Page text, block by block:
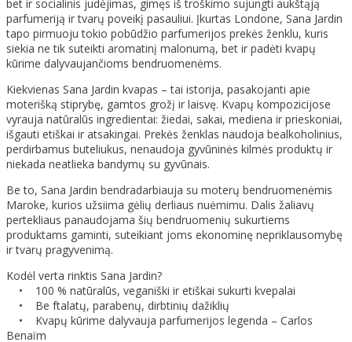
bet ir socialinis judėjimas, gimęs iš troškimo sujungti aukštąją
parfumeriją ir tvarų poveikį pasauliui. Įkurtas Londone, Sana Jardin
tapo pirmuoju tokio pobūdžio parfumerijos prekės ženklu, kuris
siekia ne tik suteikti aromatinį malonumą, bet ir padėti kvapų
kūrime dalyvaujančioms bendruomenėms.
Kiekvienas Sana Jardin kvapas – tai istorija, pasakojanti apie
moterišką stiprybę, gamtos grožį ir laisvę. Kvapų kompozicijose
vyrauja natūralūs ingredientai: žiedai, sakai, mediena ir prieskoniai,
išgauti etiškai ir atsakingai. Prekės ženklas naudoja bealkoholinius,
perdirbamus buteliukus, nenaudoja gyvūninės kilmės produktų ir
niekada neatlieka bandymų su gyvūnais.
Be to, Sana Jardin bendradarbiauja su moterų bendruomenėmis
Maroke, kurios užsiima gėlių derliaus nuėmimu. Dalis žaliavų
pertekliaus panaudojama šių bendruomenių sukurtiems
produktams gaminti, suteikiant joms ekonominę nepriklausomybę
ir tvarų pragyvenimą.
Kodėl verta rinktis Sana Jardin?
• 100 % natūralūs, veganiški ir etiškai sukurti kvepalai
• Be ftalatų, parabenų, dirbtinių dažiklių
• Kvapų kūrime dalyvauja parfumerijos legenda – Carlos
Benaïm